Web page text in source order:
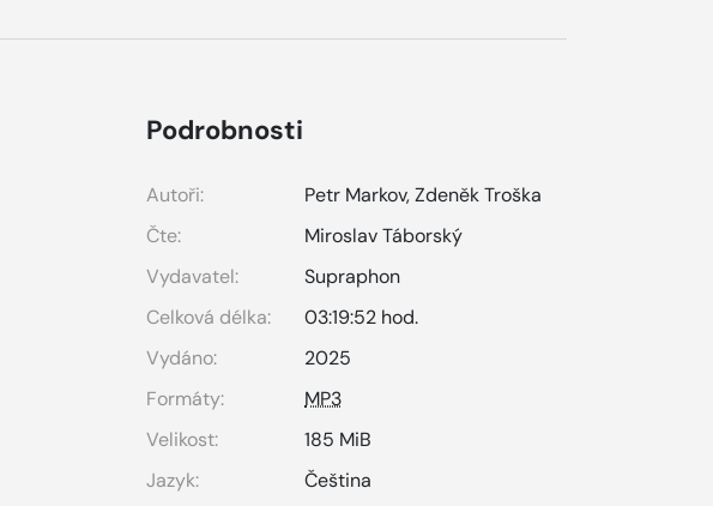
Podrobnosti
Autoři: Petr Markov,Zdeněk Troška
Čte:
Miroslav Táborský
Vydavatel:
Supraphon
Celková délka:
03:19:52 hod.
Vydáno:
2025
Formáty:
MP3
Velikost:
185 MiB
Jazyk:
Čeština